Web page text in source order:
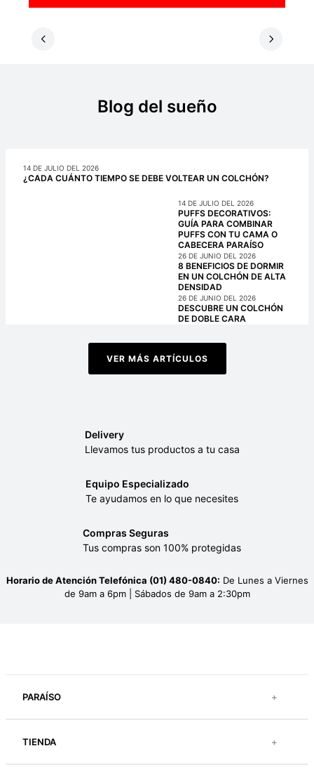
Blog del sueño
14 DE JULIO DEL 2026
¿CADA CUÁNTO TIEMPO SE DEBE VOLTEAR UN COLCHÓN?
14 DE JULIO DEL 2026
PUFFS DECORATIVOS:
GUÍA PARA COMBINAR
PUFFS CON TU CAMA O
CABECERA PARAÍSO
26 DE JUNIO DEL 2026
8 BENEFICIOS DE DORMIR
EN UN COLCHÓN DE ALTA
DENSIDAD
26 DE JUNIO DEL 2026
DESCUBRE UN COLCHÓN
DE DOBLE CARA
VER MÁS ARTÍCULOS
Delivery
Llevamos tus productos a tu casa
Equipo Especializado
Te ayudamos en lo que necesites
Compras Seguras
Tus compras son 100% protegidas
Horario de Atención Telefónica (01) 480-0840: De Lunes a Viernes
de 9am a 6pm | Sábados de 9am a 2:30pm
PARAÍSO +
TIENDA +